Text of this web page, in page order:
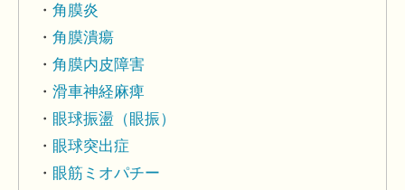
角膜炎
角膜潰瘍
角膜内皮障害
滑車神経麻痺
眼球振盪（眼振）
眼球突出症
眼筋ミオパチー